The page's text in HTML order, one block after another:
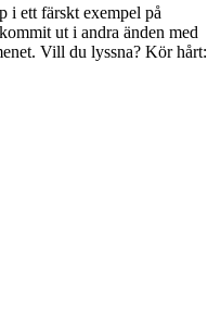
i ett färskt exempel på
ut i andra änden med
Vill du lyssna? Kör hårt: